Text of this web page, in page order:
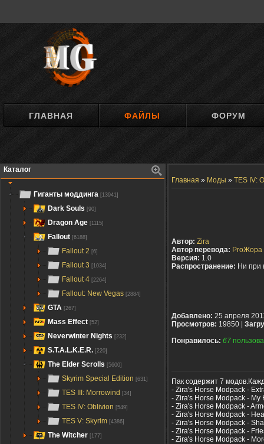
ГЛАВНАЯ ФАЙЛЫ ФОРУМ
Каталог
Гиганты моддинга [13941]
Dark Souls [90]
Dragon Age [1115]
Fallout [6188]
Fallout 2 [6]
Fallout 3 [1034]
Fallout 4 [2264]
Fallout: New Vegas [2884]
GTA [267]
Mass Effect [52]
Neverwinter Nights [232]
S.T.A.L.K.E.R. [220]
The Elder Scrolls [5600]
Skyrim Special Edition [631]
TES III: Morrowind [34]
TES IV: Oblivion [549]
TES V: Skyrim [4386]
The Witcher [177]
Главная » Моды » TES IV:
Автор: Zira
Автор перевода: ProЖора
Версия: 1.0
Распространение: Ни при
Добавлено: 25 апреля
Просмотров: 19850 |
Понравилось: 67
Пак содержит 7
- Zira's Horse Modpack -
- Zira's Horse Modpack - My
- Zira's Horse Modpack -
- Zira's Horse Modpack -
- Zira's Horse Modpack -
- Zira's Horse Modpack -
- Zira's Horse Modpack -